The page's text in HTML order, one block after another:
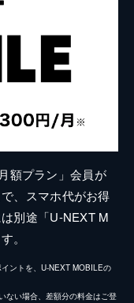
額プラン」会員が
、スマホ代がお得
別途「U-NEXT M
。
ントを、U-NEXT MOBILEの
ない場合、差額分の料金はご登